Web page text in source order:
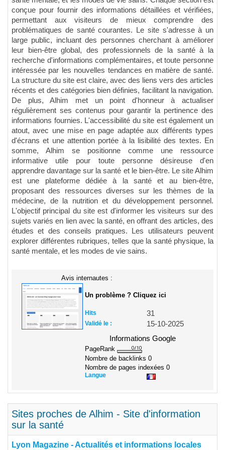
conçue pour fournir des informations détaillées et vérifiées,
permettant aux visiteurs de mieux comprendre des
problématiques de santé courantes. Le site s'adresse à un
large public, incluant des personnes cherchant à améliorer
leur bien-être global, des professionnels de la santé à la
recherche d'informations complémentaires, et toute personne
intéressée par les nouvelles tendances en matière de santé.
La structure du site est claire, avec des liens vers des articles
récents et des catégories bien définies, facilitant la navigation.
De plus, Alhim met un point d'honneur à actualiser
régulièrement ses contenus pour garantir la pertinence des
informations fournies. L'accessibilité du site est également un
atout, avec une mise en page adaptée aux différents types
d'écrans et une attention portée à la lisibilité des textes. En
somme, Alhim se positionne comme une ressource
informative utile pour toute personne désireuse d'en
apprendre davantage sur la santé et le bien-être. Le site Alhim
est une plateforme dédiée à la santé et au bien-être,
proposant des ressources diverses sur les thèmes de la
médecine, de la nutrition et du développement personnel.
L'objectif principal du site est d'informer les visiteurs sur des
sujets variés en lien avec la santé, en offrant des articles, des
études et des conseils pratiques. Les utilisateurs peuvent
explorer différentes rubriques, telles que la santé physique, la
santé mentale, et les modes de vie sains.
Avis internautes :
Un problème ? Cliquez ici
Hits 31
Validé le :
15-10-2025
Informations Google
PageRank
Nombre de backlinks 0
Nombre de pages indexées 0
Langue
Sites proches de Alhim - Site d'information
sur la santé
Lyon Magazine - Actualités et informations locales